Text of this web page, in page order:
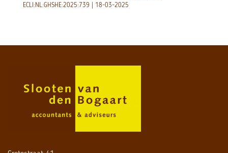
ECLI:NL:GHSHE:2025:739 | 18-03-2025